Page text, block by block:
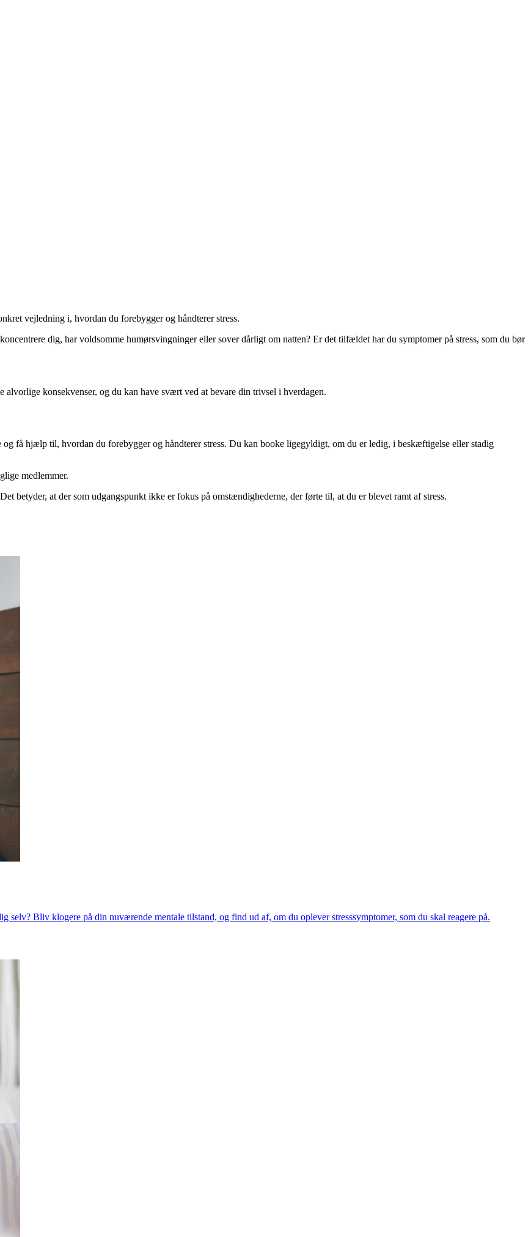
vejledning i, hvordan du forebygger og håndterer stress.
dig, har voldsomme humørsvingninger eller sover dårligt om natten? Er det tilfældet har du symptomer på stress, som du bør
konsekvenser, og du kan have svært ved at bevare din trivsel i hverdagen.
og få hjælp til, hvordan du forebygger og håndterer stress. Du kan booke ligegyldigt, om du er ledig, i beskæftigelse eller stadig
medlemmer.
betyder, at der som udgangspunkt ikke er fokus på omstændighederne, der førte til, at du er blevet ramt af stress.
selv? Bliv klogere på din nuværende mentale tilstand, og find ud af, om du oplever stresssymptomer, som du skal reagere på.